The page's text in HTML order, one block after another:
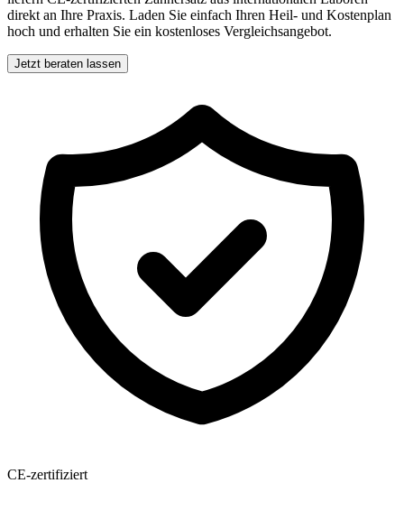
direkt an Ihre Praxis. Laden Sie einfach Ihren Heil- und Kostenplan
hoch und erhalten Sie ein kostenloses Vergleichsangebot.
Jetzt beraten lassen
CE-zertifiziert